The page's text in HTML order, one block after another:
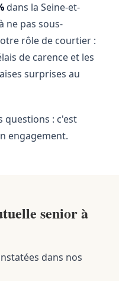
dans la Seine-et-
ne pas sous-
rôle de courtier :
de carence et les
surprises au
questions : c'est
engagement.
senior à
dans nos